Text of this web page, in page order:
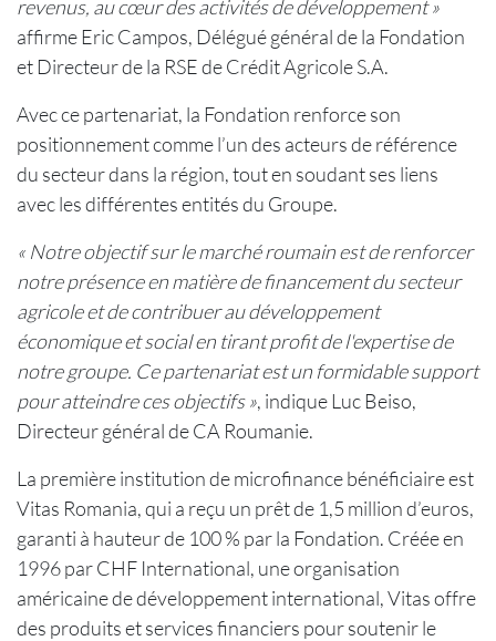
revenus, au cœur des activités de développement »
affirme Eric Campos, Délégué général de la Fondation
et Directeur de la RSE de Crédit Agricole S.A.
Avec ce partenariat, la Fondation renforce son
positionnement comme l’un des acteurs de référence
du secteur dans la région, tout en soudant ses liens
avec les différentes entités du Groupe.
« Notre objectif sur le marché roumain est de renforcer
notre présence en matière de financement du secteur
agricole et de contribuer au développement
économique et social en tirant profit de l'expertise de
notre groupe. Ce partenariat est un formidable support
pour atteindre ces objectifs », indique Luc Beiso,
Directeur général de CA Roumanie.
La première institution de microfinance bénéficiaire est
Vitas Romania, qui a reçu un prêt de 1,5 million d’euros,
garanti à hauteur de 100 % par la Fondation. Créée en
1996 par CHF International, une organisation
américaine de développement international, Vitas offre
des produits et services financiers pour soutenir le